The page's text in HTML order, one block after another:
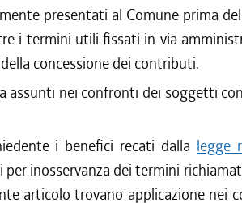
presentati al Comune prima
i termini utili fissati in via
concessione dei contributi.
assunti nei confronti dei soggetti
i benefici recati dalla legge
inosservanza dei termini
articolo trovano applicazione nei